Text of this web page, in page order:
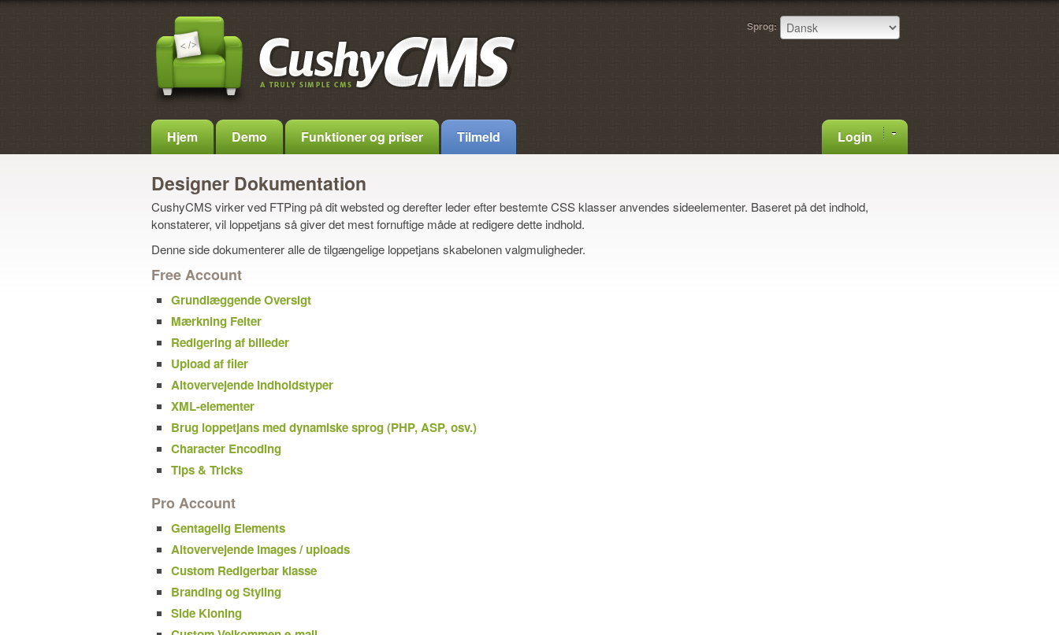
Sprog:
Hjem Demo Funktioner og priser Tilmeld Login
Designer Dokumentation
CushyCMS virker ved FTPing på dit websted og derefter leder efter bestemte CSS klasser anvendes sideelementer. Baseret på det indhold,
konstaterer, vil loppetjans så giver det mest fornuftige måde at redigere dette indhold.
Denne side dokumenterer alle de tilgængelige loppetjans skabelonen valgmuligheder.
Free Account
Grundlæggende Oversigt
Mærkning Felter
Redigering af billeder
Upload af filer
Altovervejende Indholdstyper
XML-elementer
Brug loppetjans med dynamiske sprog (PHP, ASP, osv.)
Character Encoding
Tips & Tricks
Pro Account
Gentagelig Elements
Altovervejende images / uploads
Custom Redigerbar klasse
Branding og Styling
Side Kloning